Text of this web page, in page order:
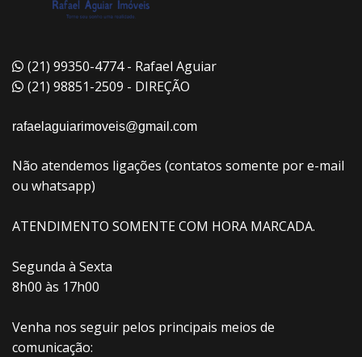
(21) 99350-4774 - Rafael Aguiar
(21) 98851-2509 - DIREÇÃO
rafaelaguiarimoveis@gmail.com
Não atendemos ligações (contatos somente por e-mail
ou whatsapp)
ATENDIMENTO SOMENTE COM HORA MARCADA.
Segunda à Sexta
8h00 às 17h00
Venha nos seguir pelos principais meios de
comunicação: